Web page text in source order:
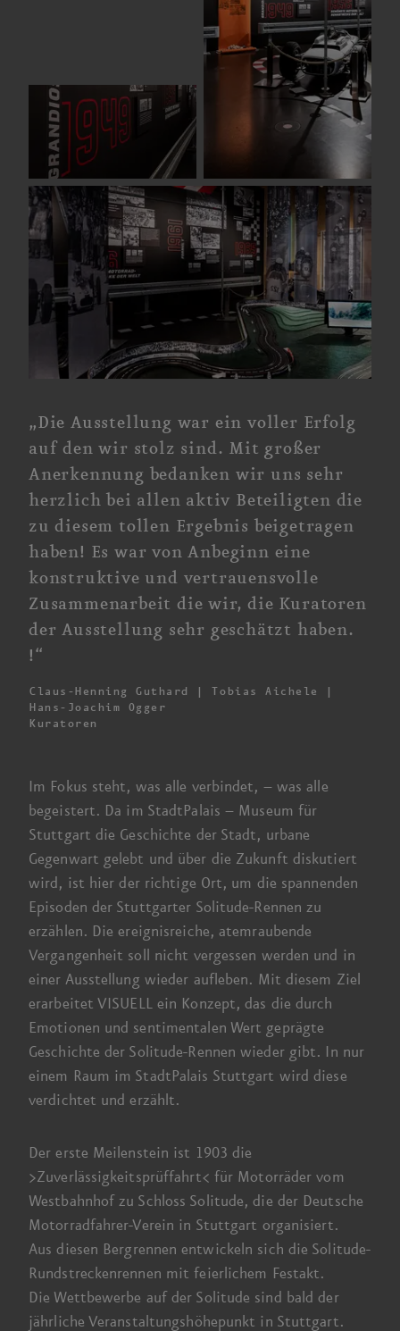
Im Fokus steht, was alle verbindet, –was alle
begeistert. Da im StadtPalais – Museum für
Stuttgart die Geschichte der Stadt, urbane
Gegenwart gelebt und über die Zukunft diskutiert
wird, ist hier der richtige Ort, um die spannenden
Episoden der Stuttgarter Solitude-Rennen zu
erzählen. Die ereignis­reiche, atem­raubende
Vergangen­heit soll nicht vergessen werden und in
einer Ausstellung wieder aufleben. Mit diesem Ziel
erarbeitet VISUELL ein Konzept, das die durch
Emotionen und sentimentalen Wert geprägte
Geschichte der Solitude-Rennen wieder gibt. In nur
einem Raum im StadtPalais Stuttgart wird diese
verdichtet und erzählt.
Der erste Meilen­stein ist 1903 die
>Zuverlässigkeits­prüffahrt< für Motor­räder vom
West­bahnhof zu Schloss Solitude, die der Deutsche
Motorrad­fahrer-Verein in Stuttgart organisiert.
Aus diesen Berg­rennen entwickeln sich die Solitude-
Rund­strecken­rennen mit feierlichem Festakt.
Die Wettbewerbe auf der Solitude sind bald der
jährliche Veranstaltungs­höhe­punkt in Stuttgart.
„Die Ausstellung war ein voller Erfolg
auf den wir stolz sind. Mit großer
Anerkennung bedanken wir uns sehr
herzlich bei allen aktiv Beteiligten die
zu diesem tollen Ergebnis beigetragen
haben! Es war von Anbeginn eine
konstruktive und vertrauens­volle
Zusammen­arbeit die wir, die Kuratoren
der Ausstellung sehr geschätzt haben.
!“
Claus-Henning Guthard | Tobias Aichele |
Hans-Joachim Ogger
Kuratoren